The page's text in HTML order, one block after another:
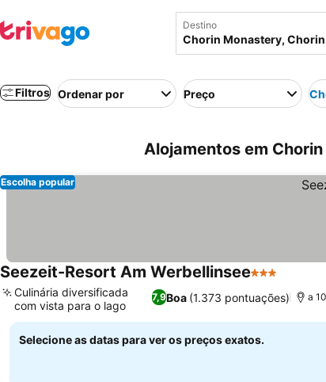
Destino
Filtros Ordenar por Preço
Alojamentos em
Escolha popular
Seezeit-Resort Am Werbellinsee3 Estrelas
7,9Boa (1.373 pontuações)
Culinária diversificada
com vista para o lago
a
Selecione as datas para ver os preços exatos.